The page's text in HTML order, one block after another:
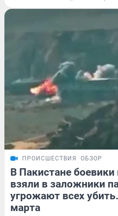
ПРОИСШЕСТВИЯ ОБЗОР
В Пакистане
взяли в заложники
угрожают всех
марта